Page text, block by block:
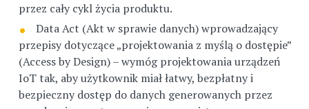
przez cały cykl życia produktu.
Data Act (Akt w sprawie danych) wprowadzający
przepisy dotyczące „projektowania z myślą o dostępie”
(Access by Design) – wymóg projektowania urządzeń
IoT tak, aby użytkownik miał łatwy, bezpłatny i
bezpieczny dostęp do danych generowanych przez